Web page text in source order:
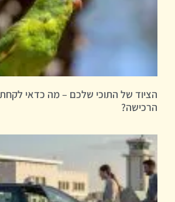
הציוד של התוכי שלכם – מה כדאי לקחת
הרכישה?